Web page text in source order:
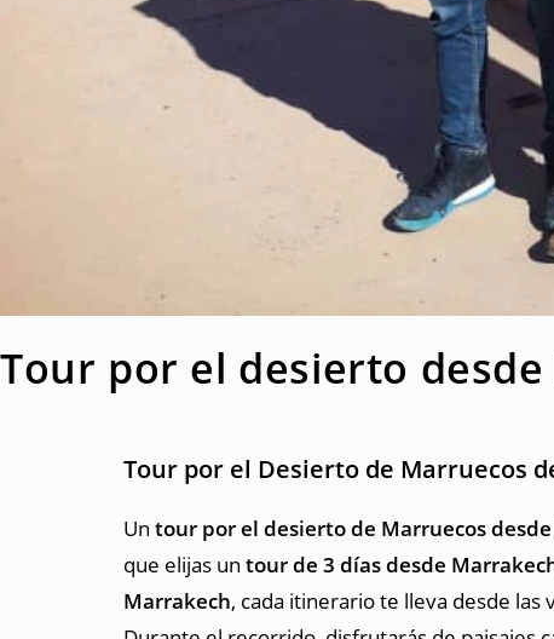
Tour por el desierto
Tour por el Desierto de Marruecos
Un tour por el desierto de Marruecos
que elijas un tour de 3 días desde
Marrakech, cada itinerario te lleva desde las